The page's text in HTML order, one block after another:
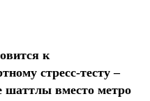
к
стресс-тесту –
шаттлы вместо метро